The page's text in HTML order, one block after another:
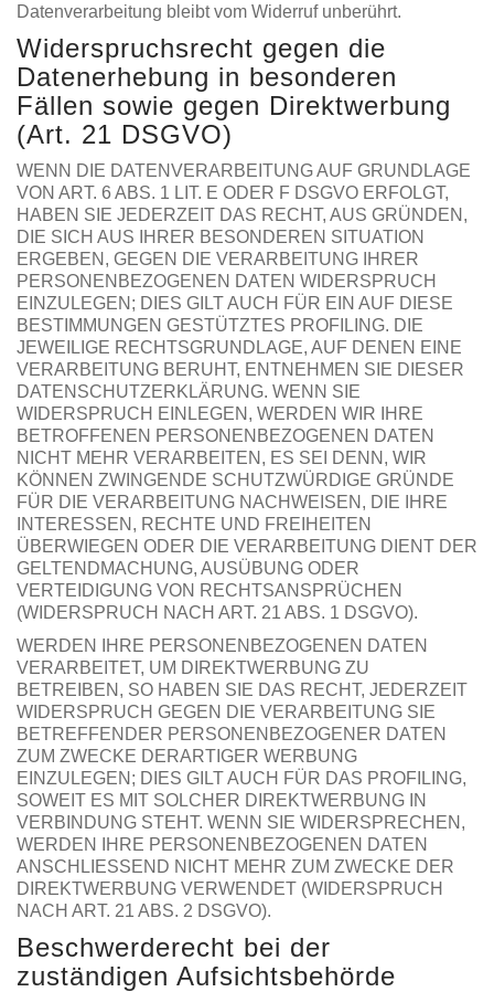
Datenverarbeitung bleibt vom Widerruf unberührt.
Widerspruchsrecht gegen die
Datenerhebung in besonderen
Fällen sowie gegen Direktwerbung
(Art. 21 DSGVO)
WENN DIE DATENVERARBEITUNG AUF GRUNDLAGE
VON ART. 6 ABS. 1 LIT. E ODER F DSGVO ERFOLGT,
HABEN SIE JEDERZEIT DAS RECHT, AUS GRÜNDEN,
DIE SICH AUS IHRER BESONDEREN SITUATION
ERGEBEN, GEGEN DIE VERARBEITUNG IHRER
PERSONENBEZOGENEN DATEN WIDERSPRUCH
EINZULEGEN; DIES GILT AUCH FÜR EIN AUF DIESE
BESTIMMUNGEN GESTÜTZTES PROFILING. DIE
JEWEILIGE RECHTSGRUNDLAGE, AUF DENEN EINE
VERARBEITUNG BERUHT, ENTNEHMEN SIE DIESER
DATENSCHUTZERKLÄRUNG. WENN SIE
WIDERSPRUCH EINLEGEN, WERDEN WIR IHRE
BETROFFENEN PERSONENBEZOGENEN DATEN
NICHT MEHR VERARBEITEN, ES SEI DENN, WIR
KÖNNEN ZWINGENDE SCHUTZWÜRDIGE GRÜNDE
FÜR DIE VERARBEITUNG NACHWEISEN, DIE IHRE
INTERESSEN, RECHTE UND FREIHEITEN
ÜBERWIEGEN ODER DIE VERARBEITUNG DIENT DER
GELTENDMACHUNG, AUSÜBUNG ODER
VERTEIDIGUNG VON RECHTSANSPRÜCHEN
(WIDERSPRUCH NACH ART. 21 ABS. 1 DSGVO).
WERDEN IHRE PERSONENBEZOGENEN DATEN
VERARBEITET, UM DIREKTWERBUNG ZU
BETREIBEN, SO HABEN SIE DAS RECHT, JEDERZEIT
WIDERSPRUCH GEGEN DIE VERARBEITUNG SIE
BETREFFENDER PERSONENBEZOGENER DATEN
ZUM ZWECKE DERARTIGER WERBUNG
EINZULEGEN; DIES GILT AUCH FÜR DAS PROFILING,
SOWEIT ES MIT SOLCHER DIREKTWERBUNG IN
VERBINDUNG STEHT. WENN SIE WIDERSPRECHEN,
WERDEN IHRE PERSONENBEZOGENEN DATEN
ANSCHLIESSEND NICHT MEHR ZUM ZWECKE DER
DIREKTWERBUNG VERWENDET (WIDERSPRUCH
NACH ART. 21 ABS. 2 DSGVO).
Beschwerde­recht bei der
zuständigen Aufsichts­behörde